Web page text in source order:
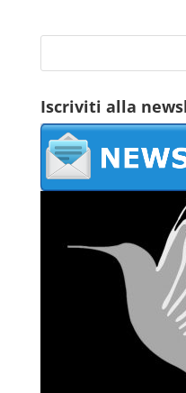
Iscriviti alla